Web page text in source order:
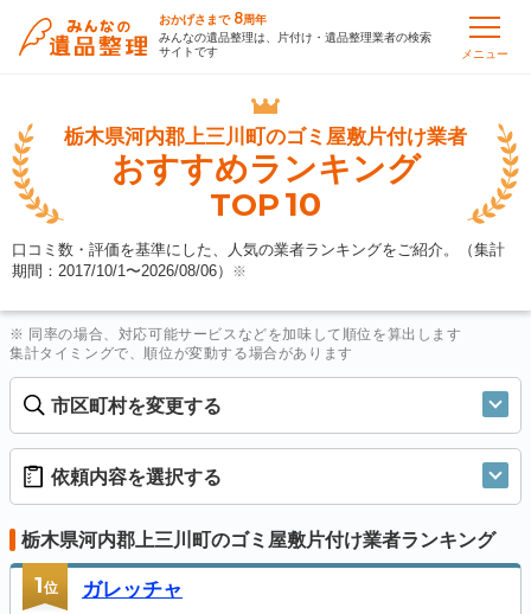
おかげさまで 8周年
みんなの遺品整理は、片付け・遺品整理業者の検索
サイトです
メニュー
栃木県河内郡上三川町のゴミ屋敷片付け業者
おすすめランキング
TOP10
口コミ数・評価を基準にした、人気の業者ランキングをご紹介。（集計
期間：2017/10/1〜2026/08/06） ※
※ 同率の場合、対応可能サービスなどを加味して順位を算出します
集計タイミングで、順位が変動する場合があります
市区町村を変更する
依頼内容を選択する
栃木県河内郡上三川町のゴミ屋敷片付け業者ランキング
1位 ガレッチャ